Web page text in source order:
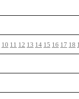
10 11 12 13 14 15 16 17 18